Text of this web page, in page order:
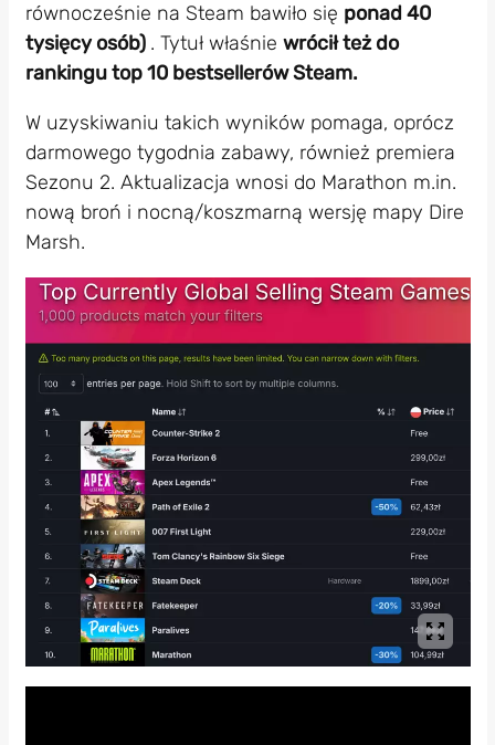
równocześnie na Steam bawiło się ponad 40
tysięcy osób) . Tytuł właśnie wrócił też do
rankingu top 10 bestsellerów Steam.
W uzyskiwaniu takich wyników pomaga, oprócz
darmowego tygodnia zabawy, również premiera
Sezonu 2. Aktualizacja wnosi do Marathon m.in.
nową broń i nocną/koszmarną wersję mapy Dire
Marsh.